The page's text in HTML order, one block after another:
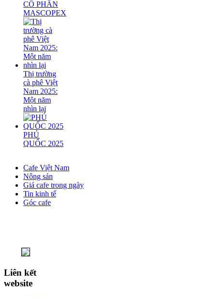
CỔ PHẦN
MASCOPEX
Thị trường
cà phê Việt
Nam 2025:
Một năm
nhìn lại
PHÚ
QUỐC 2025
Cafe Việt Nam
Nông sản
Giá cafe trong ngày
Tin kinh tế
Góc cafe
Liên kết
website